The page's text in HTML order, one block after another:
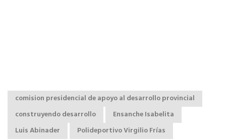
comision presidencial de apoyo al desarrollo provincial
construyendo desarrollo
Ensanche Isabelita
Luis Abinader
Polideportivo Virgilio Frías